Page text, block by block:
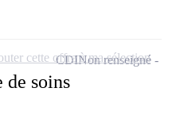
soins
CDINon renseigné
cette offre à ma sélection